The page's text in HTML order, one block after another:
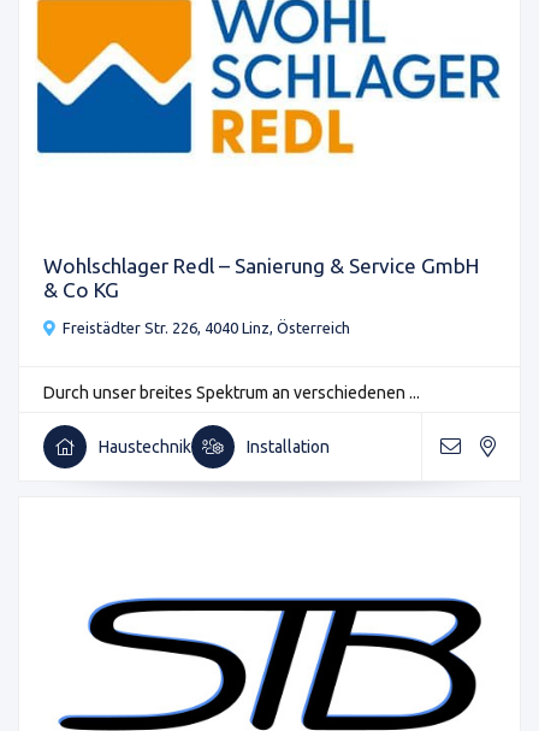
Wohlschlager Redl – Sanierung & Service GmbH
& Co KG
Freistädter Str. 226, 4040 Linz, Österreich
Durch unser breites Spektrum an verschiedenen ...
Haustechnik Installation